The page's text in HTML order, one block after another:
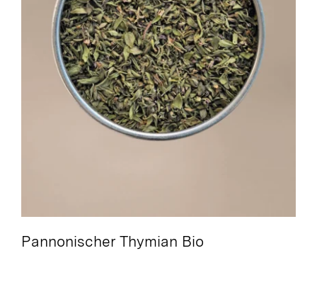
Pannonischer Thymian Bio